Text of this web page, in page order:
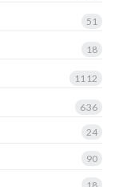
51
18
1112
636
24
90